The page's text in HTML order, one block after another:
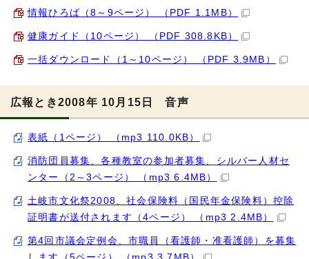
情報ひろば（8～9ページ） （PDF 1.1MB）
健康ガイド（10ページ） （PDF 308.8KB）
一括ダウンロード（1～10ページ） （PDF 3.9MB）
広報とき2008年 10月15日 音声
表紙（1ページ） （mp3 110.0KB）
消防団員募集、各種教室の参加者募集、シルバー人材セ
ンター（2～3ページ） （mp3 6.4MB）
土岐市文化祭2008、社会保険料（国民年金保険料）控除
証明書が送付されます（4ページ） （mp3 2.4MB）
第4回市議会定例会、市職員（看護師・准看護師）を募集